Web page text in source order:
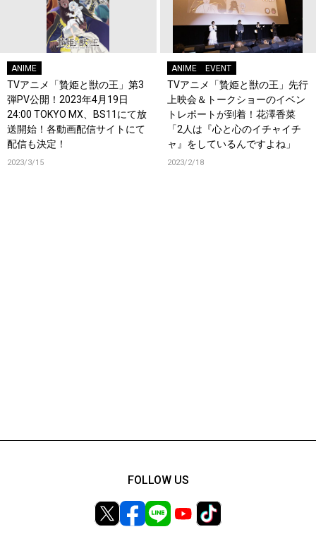
ANIME
TVアニメ「贄姫と獣の王」第3
弾PV公開！2023年4月19日
24:00 TOKYO MX、BS11にて放
送開始！各動画配信サイトにて
配信も決定！
2023/3/15
ANIME EVENT
TVアニメ「贄姫と獣の王」先行
上映会＆トークショーのイベン
トレポートが到着！花澤香菜
「2人は『心と心のイチャイチ
ャ』をしているんですよね」
2023/2/18
FOLLOW US